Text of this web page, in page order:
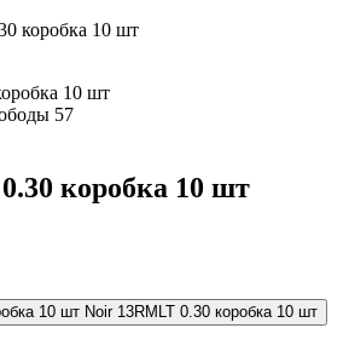
коробка 10 шт
57
коробка 10 шт
Noir 13RMLT 0.30 коробка 10 шт